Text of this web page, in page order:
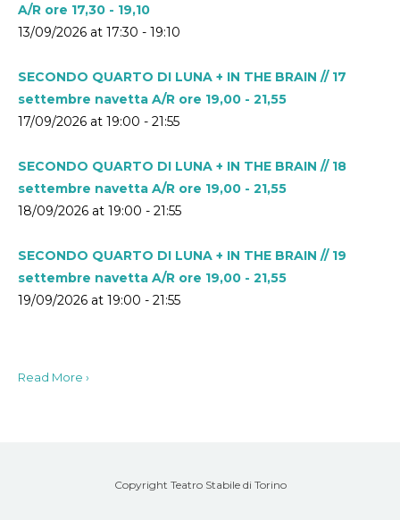
A/R ore 17,30 - 19,10
13/09/2026 at 17:30 - 19:10
SECONDO QUARTO DI LUNA + IN THE BRAIN // 17
settembre navetta A/R ore 19,00 - 21,55
17/09/2026 at 19:00 - 21:55
SECONDO QUARTO DI LUNA + IN THE BRAIN // 18
settembre navetta A/R ore 19,00 - 21,55
18/09/2026 at 19:00 - 21:55
SECONDO QUARTO DI LUNA + IN THE BRAIN // 19
settembre navetta A/R ore 19,00 - 21,55
19/09/2026 at 19:00 - 21:55
Read More ›
Copyright Teatro Stabile di Torino